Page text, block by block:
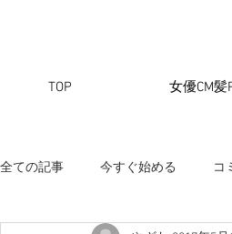
TOP 女優CM髪
全ての記事 今すぐ始める コ